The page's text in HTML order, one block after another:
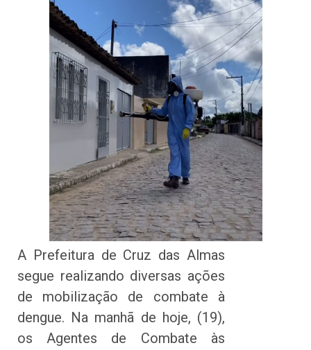
A Prefeitura de Cruz das Almas
segue realizando diversas ações
de mobilização de combate à
dengue. Na manhã de hoje, (19),
os Agentes de Combate às